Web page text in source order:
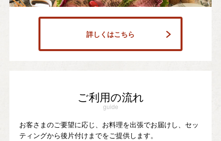
詳しくはこちら
ご利用の流れ
guide
お客さまのご要望に応じ、お料理を出張でお届けし、セッ
ティングから後片付けまでをご提供します。